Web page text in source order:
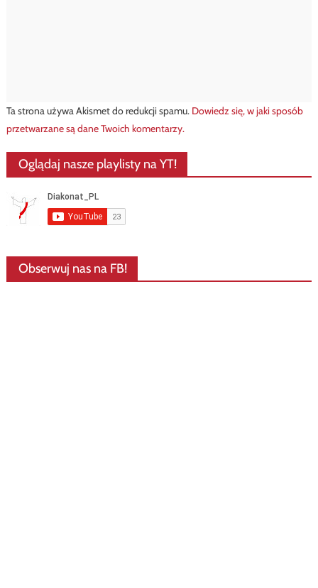
Ta strona używa Akismet do redukcji spamu. Dowiedz się, w jaki sposób
przetwarzane są dane Twoich komentarzy.
Oglądaj nasze playlisty na YT!
Obserwuj nas na FB!